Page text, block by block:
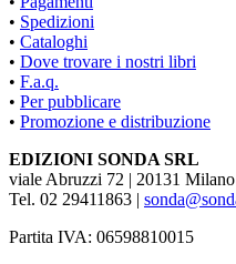
• Spedizioni
• Cataloghi
• Dove trovare i nostri libri
• F.a.q.
• Per pubblicare
• Promozione e distribuzione
EDIZIONI SONDA SRL
viale Abruzzi 72 | 20131
Tel. 02 29411863 |
Partita IVA: 06598810015